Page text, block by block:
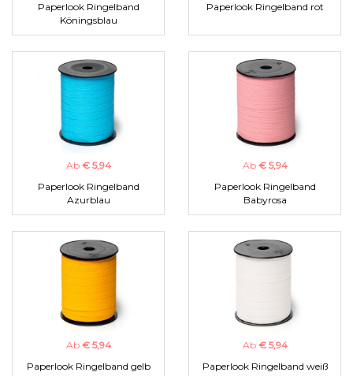
Paperlook Ringelband
Köningsblau
Paperlook Ringelband rot
Ab € 5,94
Paperlook Ringelband
Azurblau
Ab € 5,94
Paperlook Ringelband
Babyrosa
Ab € 5,94
Paperlook Ringelband gelb
Ab € 5,94
Paperlook Ringelband weiß